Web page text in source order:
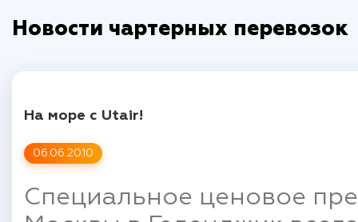
Новости чартерных перевозок
06.06.2010
На море с Utair!
Специальное ценовое